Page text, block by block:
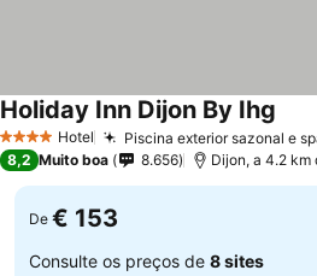
4 EstrelasHotel Piscina exterior sazonal e
Holiday Inn Dijon By Ihg
8,2 Muito boa 8.656 Dijon, a 4.2 km
De € 153
Consulte os preços de 8 sites